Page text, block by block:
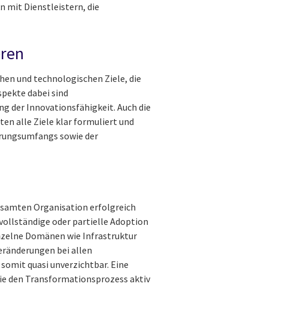
mit Dienstleistern, die
und technologischen Ziele, die
dabei sind
der Innovationsfähigkeit. Auch die
alle Ziele klar formuliert und
sowie der
Organisation erfolgreich
oder partielle Adoption
Domänen wie Infrastruktur
bei allen
quasi unverzichtbar. Eine
den Transformationsprozess aktiv